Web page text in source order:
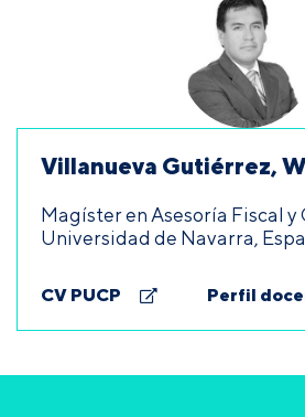
Villanueva Gutiérrez,
Magíster en Asesoría Fiscal
Universidad de Navarra,
CV PUCP Perfil